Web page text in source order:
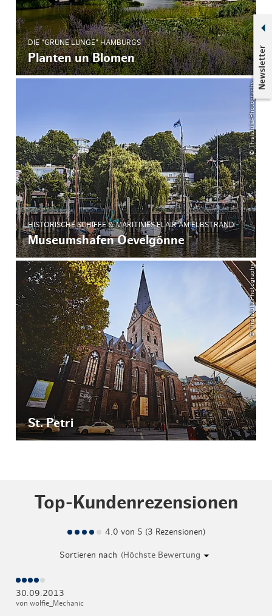
Newsletter
DIE "GRÜNE LUNGE" HAMBURGS
Planten un Blomen
© ThisIsJulia-Photography
HISTORISCHE SCHIFFE & MARITIMES FLAIR AM ELBSTRAND
Museumshafen Oevelgönne
© ThisIsJulia Photography
St. Petri
Top-Kundenrezensionen
4.0 von 5 (3 Rezensionen)
Sortieren nach
30.09.2013
von wolfie_Mechanic